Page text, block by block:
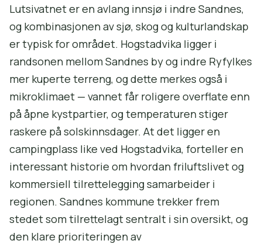
Lutsivatnet er en avlang innsjø i indre Sandnes,
og kombinasjonen av sjø, skog og kulturlandskap
er typisk for området. Hogstadvika ligger i
randsonen mellom Sandnes by og indre Ryfylkes
mer kuperte terreng, og dette merkes også i
mikroklimaet — vannet får roligere overflate enn
på åpne kystpartier, og temperaturen stiger
raskere på solskinnsdager. At det ligger en
campingplass like ved Hogstadvika, forteller en
interessant historie om hvordan friluftslivet og
kommersiell tilrettelegging samarbeider i
regionen. Sandnes kommune trekker frem
stedet som tilrettelagt sentralt i sin oversikt, og
den klare prioriteringen av